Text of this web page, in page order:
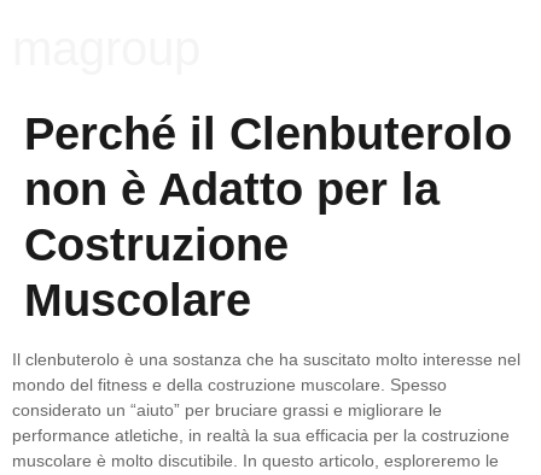
Perché il Clenbuterolo
non è Adatto per la
Costruzione
Muscolare
Il clenbuterolo è una sostanza che ha suscitato molto interesse nel
mondo del fitness e della costruzione muscolare. Spesso
considerato un “aiuto” per bruciare grassi e migliorare le
performance atletiche, in realtà la sua efficacia per la costruzione
muscolare è molto discutibile. In questo articolo, esploreremo le